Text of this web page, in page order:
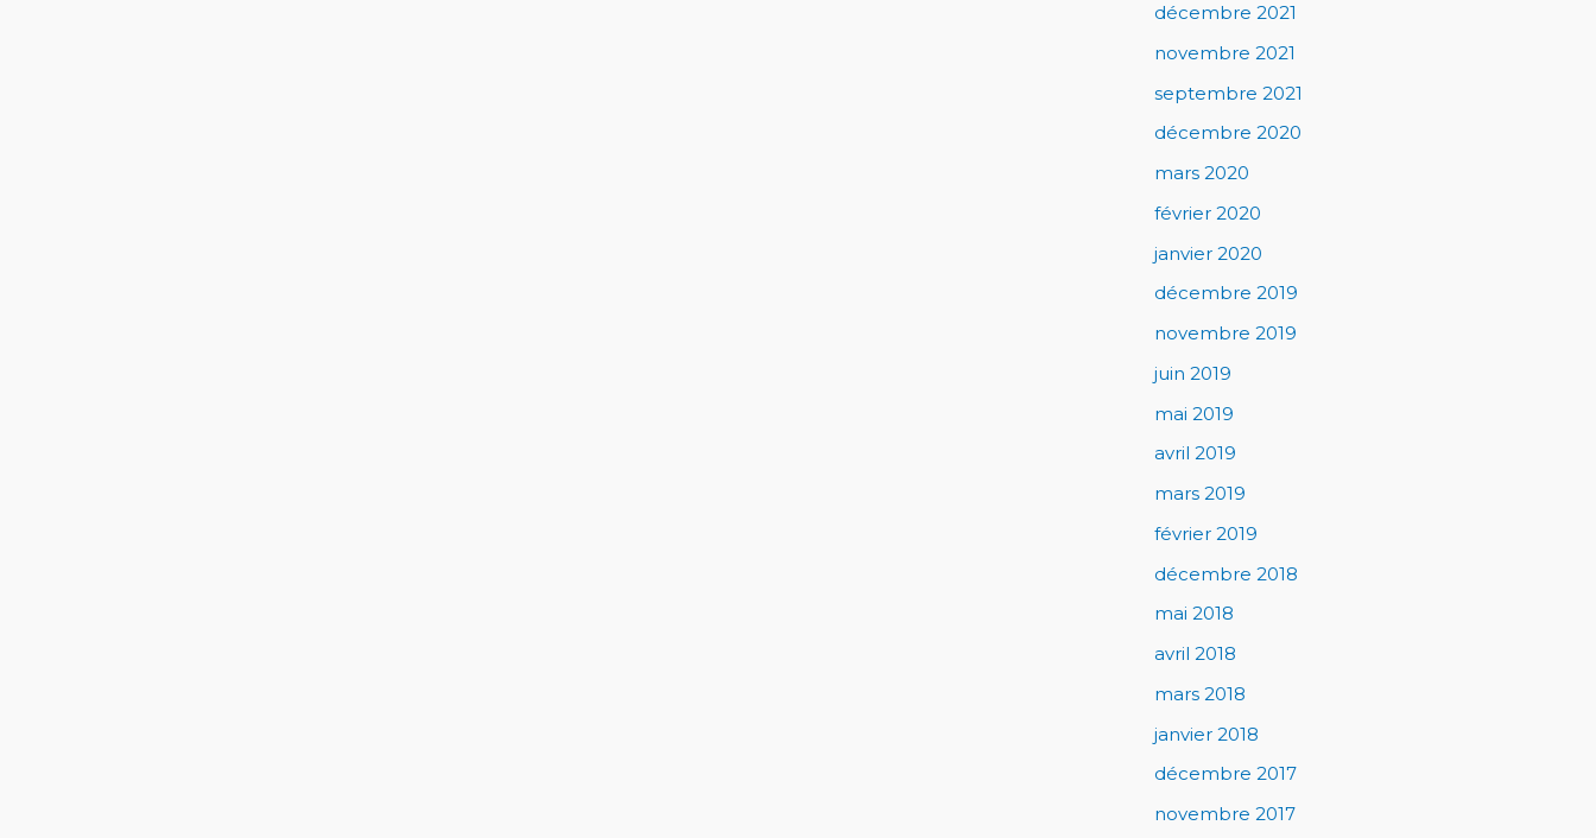
décembre 2021
novembre 2021
septembre 2021
décembre 2020
mars 2020
février 2020
janvier 2020
décembre 2019
novembre 2019
juin 2019
mai 2019
avril 2019
mars 2019
février 2019
décembre 2018
mai 2018
avril 2018
mars 2018
janvier 2018
décembre 2017
novembre 2017